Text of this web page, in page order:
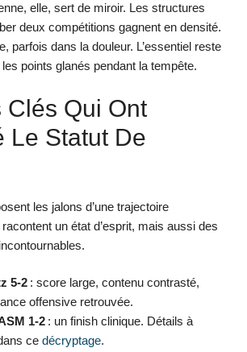
elle, sert de miroir. Les structures
deux compétitions gagnent en densité.
parfois dans la douleur. L’essentiel reste
points glanés pendant la tempête.
Clés Qui Ont
Le Statut De
les jalons d’une trajectoire
un état d’esprit, mais aussi des
5-2 : score large, contenu contrasté,
offensive retrouvée.
1-2 : un finish clinique. Détails à
ce décryptage.